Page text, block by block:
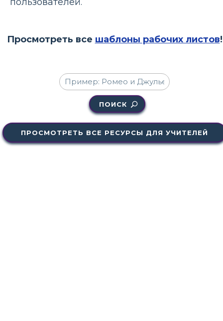
Просмотреть все шаблоны рабочих листов!
ПОИСК
ПРОСМОТРЕТЬ ВСЕ РЕСУРСЫ ДЛЯ УЧИТЕЛЕЙ